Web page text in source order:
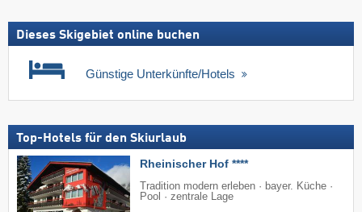
Dieses Skigebiet online buchen
Günstige Unterkünfte/Hotels
Top-Hotels für den Skiurlaub
Rheinischer Hof ****
Tradition modern erleben · bayer. Küche ·
Pool · zentrale Lage